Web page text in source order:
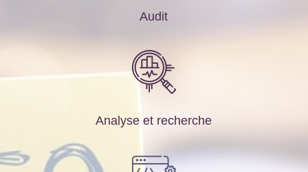
Audit
Analyse et recherche